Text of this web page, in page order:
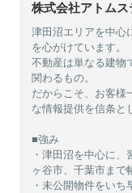
株式会社アトム
津田沼エリアを中心
を心がけています。
不動産は単なる建物
関わるもの。
だからこそ、お客様
な情報提供を信条と
■強み
・津田沼を中心に
ヶ谷市、千葉市まで
・未公開物件をいち